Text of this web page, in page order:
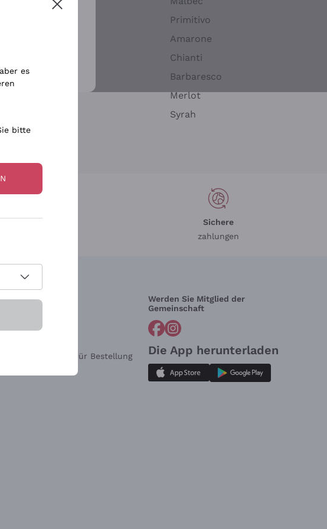
Chardonnay
Primitivo
Amarone
Chianti
Barbaresco
Merlot
Syrah
Sichere
zahlungen
Sie Hilfe?
Widerrufsformular für Bestellung
Werden Sie Mitglied der
Gemeinschaft
Die App herunterladen
es
bitte